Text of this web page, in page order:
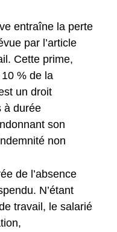
entraîne la perte
par l’article
Cette prime,
% de la
un droit
à durée
son
non
de l’absence
N’étant
travail, le salarié